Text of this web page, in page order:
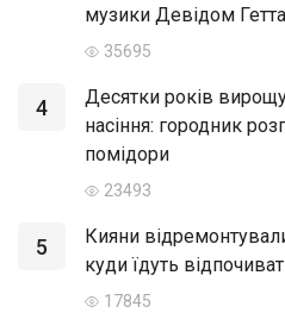
музики Девідом Гетта
35695
4
Десятки років
насіння: городник
помідори
23493
5
Кияни
куди їдуть
17845